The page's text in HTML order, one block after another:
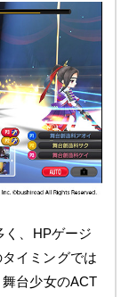
く、HPゲージ
イミングでは
舞台少女のACT